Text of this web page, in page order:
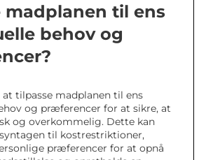
madplanen til ens
behov og
tilpasse madplanen til ens
og præferencer for at sikre, at
og overkommelig. Dette kan
til kostrestriktioner,
præferencer for at opnå